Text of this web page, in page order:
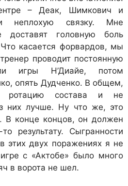
– Деак, Шимкович и
неплохую связку. Мне
головную боль
касается форвардов, мы
проводит постоянную
игры Н’Диайе, потом
опять Дудченко. В общем,
состава и не
них лучше. Ну что же, это
В конце концов, он должен
результату. Сыгранности
этих двух поражениях я не
с «Актобе» было много
в ворота не шел.